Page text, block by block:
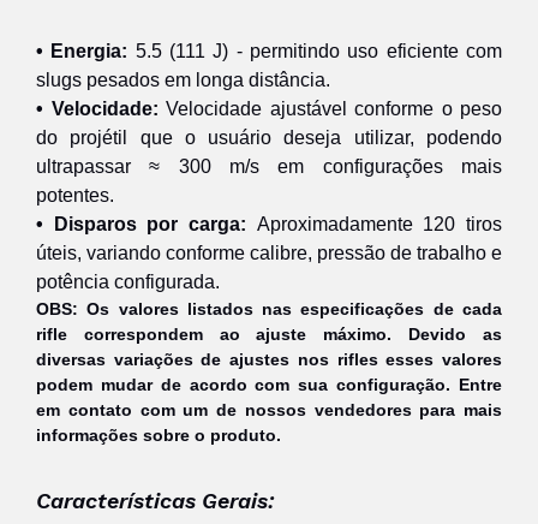
• Energia: 5.5 (111 J) - permitindo uso eficiente com
slugs pesados em longa distância.
• Velocidade: Velocidade ajustável conforme o peso
do projétil que o usuário deseja utilizar, podendo
ultrapassar ≈ 300 m/s em configurações mais
potentes.
• Disparos por carga: Aproximadamente 120 tiros
úteis, variando conforme calibre, pressão de trabalho e
potência configurada.
OBS: Os valores listados nas especificações de cada
rifle correspondem ao ajuste máximo. Devido as
diversas variações de ajustes nos rifles esses valores
podem mudar de acordo com sua configuração. Entre
em contato com um de nossos vendedores para mais
informações sobre o produto.
Características Gerais: